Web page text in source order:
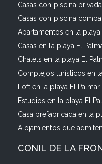
Casas con piscina
Casas con piscina
Apartamentos en la playa
Casas en la playa El
Chalets en la playa El
Complejos turísticos en
Loft en la playa El Palmar
Estudios en la playa El
Casa prefabricada en la
Alojamientos que
CONIL DE LA